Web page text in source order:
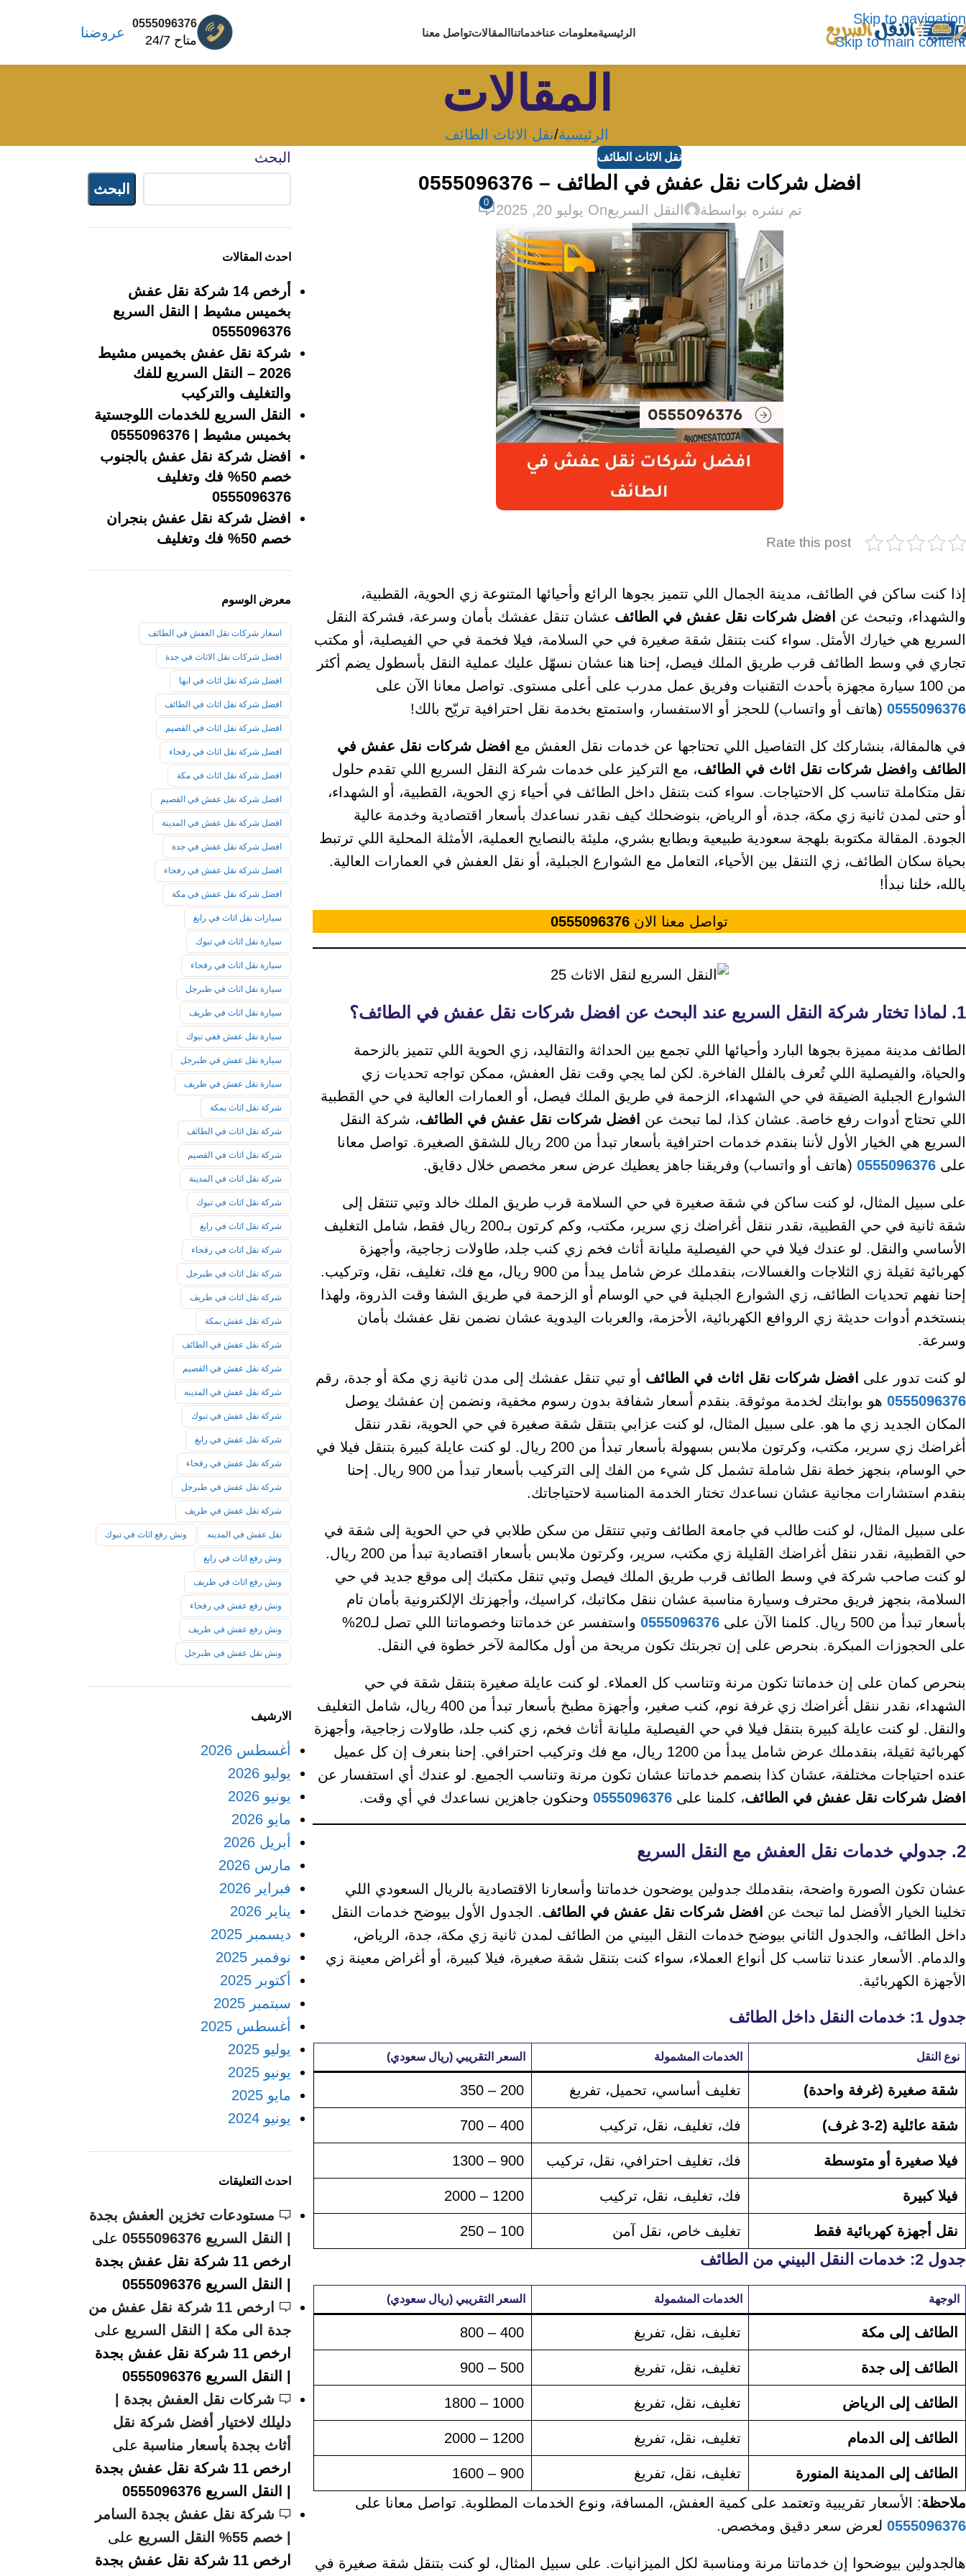
Skip to navigation
Skip to main content
الرئيسيةمعلومات عناخدماتنا المقالاتتواصل معنا
0555096376
متاح 24/7 عروضنا
المقالات
الرئيسية نقل الاثاث الطائف
نقل الاثاث الطائف
افضل شركات نقل عفش في الطائف – 0555096376
تم نشره بواسطة النقل السريعOn يوليو 20, 2025 0
Rate this post
إذا كنت ساكن في الطائف، مدينة الجمال اللي تتميز بجوها الرائع وأحيائها المتنوعة زي الحوية، القطبية،
والشهداء، وتبحث عن
افضل شركات نقل عفش في الطائف عشان تنقل عفشك بأمان وسرعة، فشركة النقل
السريع هي خيارك الأمثل. سواء كنت بتنقل شقة صغيرة في حي السلامة، فيلا فخمة في حي الفيصلية، أو مكتب
تجاري في وسط الطائف قرب طريق الملك فيصل، إحنا هنا عشان نسهّل عليك عملية النقل بأسطول يضم أكثر
من 100 سيارة مجهزة بأحدث التقنيات وفريق عمل مدرب على أعلى مستوى. تواصل معانا الآن على
0555096376 (هاتف أو واتساب) للحجز أو الاستفسار، واستمتع بخدمة نقل احترافية تريّح بالك!
في هالمقالة، بنشاركك كل التفاصيل اللي تحتاجها عن خدمات نقل العفش مع
افضل شركات نقل عفش في
الطائف و افضل شركات نقل اثاث في الطائف، مع التركيز على خدمات شركة النقل السريع اللي تقدم حلول
نقل متكاملة تناسب كل الاحتياجات. سواء كنت بتنقل داخل الطائف في أحياء زي الحوية، القطبية، أو الشهداء،
أو حتى لمدن ثانية زي مكة، جدة، أو الرياض، بنوضحلك كيف نقدر نساعدك بأسعار اقتصادية وخدمة عالية
الجودة. المقالة مكتوبة بلهجة سعودية طبيعية وبطابع بشري، مليئة بالنصايح العملية، الأمثلة المحلية اللي ترتبط
بحياة سكان الطائف، زي التنقل بين الأحياء، التعامل مع الشوارع الجبلية، أو نقل العفش في العمارات العالية.
يالله، خلنا نبدأ!
تواصل معنا الان 0555096376
1. لماذا تختار شركة النقل السريع عند البحث عن افضل شركات نقل عفش في الطائف؟
الطائف مدينة مميزة بجوها البارد وأحيائها اللي تجمع بين الحداثة والتقاليد، زي الحوية اللي تتميز بالزحمة
والحياة، والفيصلية اللي تُعرف بالفلل الفاخرة. لكن لما يجي وقت نقل العفش، ممكن تواجه تحديات زي
الشوارع الجبلية الضيقة في حي الشهداء، الزحمة في طريق الملك فيصل، أو العمارات العالية في حي القطبية
اللي تحتاج أدوات رفع خاصة. عشان كذا، لما تبحث عن
افضل شركات نقل عفش في الطائف، شركة النقل
السريع هي الخيار الأول لأننا بنقدم خدمات احترافية بأسعار تبدأ من 200 ريال للشقق الصغيرة. تواصل معانا
على 0555096376 (هاتف أو واتساب) وفريقنا جاهز يعطيك عرض سعر مخصص خلال دقايق.
على سبيل المثال، لو كنت ساكن في شقة صغيرة في حي السلامة قرب طريق الملك خالد وتبي تنتقل إلى
شقة ثانية في حي القطبية، نقدر ننقل أغراضك زي سرير، مكتب، وكم كرتون بـ200 ريال فقط، شامل التغليف
الأساسي والنقل. لو عندك فيلا في حي الفيصلية مليانة أثاث فخم زي كنب جلد، طاولات زجاجية، وأجهزة
كهربائية ثقيلة زي الثلاجات والغسالات، بنقدملك عرض شامل يبدأ من 900 ريال، مع فك، تغليف، نقل، وتركيب.
إحنا نفهم تحديات الطائف، زي الشوارع الجبلية في حي الوسام أو الزحمة في طريق الشفا وقت الذروة، ولهذا
بنستخدم أدوات حديثة زي الروافع الكهربائية، الأحزمة، والعربات اليدوية عشان نضمن نقل عفشك بأمان
وسرعة.
لو كنت تدور على افضل شركات نقل اثاث في الطائف أو تبي تنقل عفشك إلى مدن ثانية زي مكة أو جدة، رقم
0555096376 هو بوابتك لخدمة موثوقة. بنقدم أسعار شفافة بدون رسوم مخفية، ونضمن إن عفشك يوصل
المكان الجديد زي ما هو. على سبيل المثال، لو كنت عزابي بتنقل شقة صغيرة في حي الحوية، نقدر ننقل
أغراضك زي سرير، مكتب، وكرتون ملابس بسهولة بأسعار تبدأ من 200 ريال. لو كنت عايلة كبيرة بتنقل فيلا في
حي الوسام، بنجهز خطة نقل شاملة تشمل كل شيء من الفك إلى التركيب بأسعار تبدأ من 900 ريال. إحنا
بنقدم استشارات مجانية عشان نساعدك تختار الخدمة المناسبة لاحتياجاتك.
على سبيل المثال، لو كنت طالب في جامعة الطائف وتبي تنتقل من سكن طلابي في حي الحوية إلى شقة في
حي القطبية، نقدر ننقل أغراضك القليلة زي مكتب، سرير، وكرتون ملابس بأسعار اقتصادية تبدأ من 200 ريال.
لو كنت صاحب شركة في وسط الطائف قرب طريق الملك فيصل وتبي تنقل مكتبك إلى موقع جديد في حي
السلامة، بنجهز فريق محترف وسيارة مناسبة عشان ننقل مكاتبك، كراسيك، وأجهزتك الإلكترونية بأمان تام
بأسعار تبدأ من 500 ريال. كلمنا الآن على
0555096376
واستفسر عن خدماتنا وخصوماتنا اللي تصل لـ20%
على الحجوزات المبكرة. بنحرص على إن تجربتك تكون مريحة من أول مكالمة لآخر خطوة في النقل.
بنحرص كمان على إن خدماتنا تكون مرنة وتناسب كل العملاء. لو كنت عايلة صغيرة بتنقل شقة في حي
الشهداء، نقدر ننقل أغراضك زي غرفة نوم، كنب صغير، وأجهزة مطبخ بأسعار تبدأ من 400 ريال، شامل التغليف
والنقل. لو كنت عايلة كبيرة بتنقل فيلا في حي الفيصلية مليانة أثاث فخم، زي كنب جلد، طاولات زجاجية، وأجهزة
كهربائية ثقيلة، بنقدملك عرض شامل يبدأ من 1200 ريال، مع فك وتركيب احترافي. إحنا بنعرف إن كل عميل
عنده احتياجات مختلفة، عشان كذا بنصمم خدماتنا عشان تكون مرنة وتناسب الجميع. لو عندك أي استفسار عن
افضل شركات نقل عفش في الطائف، كلمنا على 0555096376 وحنكون جاهزين نساعدك في أي وقت.
2. جدولي خدمات نقل العفش مع النقل السريع
عشان تكون الصورة واضحة، بنقدملك جدولين يوضحون خدماتنا وأسعارنا الاقتصادية بالريال السعودي اللي
تخلينا الخيار الأفضل لما تبحث عن
افضل شركات نقل عفش في الطائف. الجدول الأول بيوضح خدمات النقل
داخل الطائف، والجدول الثاني بيوضح خدمات النقل البيني من الطائف لمدن ثانية زي مكة، جدة، الرياض،
والدمام. الأسعار عندنا تناسب كل أنواع العملاء، سواء كنت بتنقل شقة صغيرة، فيلا كبيرة، أو أغراض معينة زي
الأجهزة الكهربائية.
جدول 1: خدمات النقل داخل الطائف
نوع النقل الخدمات المشمولة السعر التقريبي (ريال سعودي)
شقة صغيرة (غرفة واحدة) تغليف أساسي، تحميل، تفريغ 200 – 350
شقة عائلية (2-3 غرف) فك، تغليف، نقل، تركيب 400 – 700
فيلا صغيرة أو متوسطة فك، تغليف احترافي، نقل، تركيب 900 – 1300
فيلا كبيرة فك، تغليف، نقل، تركيب 1200 – 2000
نقل أجهزة كهربائية فقط تغليف خاص، نقل آمن 100 – 250
جدول 2: خدمات النقل البيني من الطائف
الوجهة الخدمات المشمولة السعر التقريبي (ريال سعودي)
الطائف إلى مكة تغليف، نقل، تفريغ 400 – 800
الطائف إلى جدة تغليف، نقل، تفريغ 500 – 900
الطائف إلى الرياض تغليف، نقل، تفريغ 1000 – 1800
الطائف إلى الدمام تغليف، نقل، تفريغ 1200 – 2000
الطائف إلى المدينة المنورة تغليف، نقل، تفريغ
900 – 1600
ملاحظة: الأسعار تقريبية وتعتمد على كمية العفش، المسافة، ونوع الخدمات المطلوبة. تواصل معانا على
0555096376 لعرض سعر دقيق ومخصص.
هالجدولين بيوضحوا إن خدماتنا مرنة ومناسبة لكل الميزانيات. على سبيل المثال، لو كنت بتنقل شقة صغيرة في
البحث
البحث
احدث المقالات
أرخص 14 شركة نقل عفش
بخميس مشيط | النقل السريع
0555096376
شركة نقل عفش بخميس مشيط
2026 – النقل السريع للفك
والتغليف والتركيب
النقل السريع للخدمات اللوجستية
بخميس مشيط | 0555096376
افضل شركة نقل عفش بالجنوب
خصم 50% فك وتغليف
0555096376
افضل شركة نقل عفش بنجران
خصم 50% فك وتغليف
معرض الوسوم
اسعار شركات نقل العفش في الطائف
افضل شركات نقل الاثاث في جدة
افضل شركة نقل اثاث في ابها
افضل شركة نقل اثاث في الطائف
افضل شركة نقل اثاث في القصيم
افضل شركة نقل اثاث في رفحاء
افضل شركة نقل اثاث في مكة
افضل شركة نقل عفش في القصيم
افضل شركة نقل عفش في المدينة
افضل شركة نقل عفش في جدة
افضل شركة نقل عفش في رفحاء
افضل شركة نقل عفش في مكة
سيارات نقل اثاث في رابغ
سيارة نقل اثاث في تبوك
سيارة نقل اثاث في رفحاء
سيارة نقل اثاث في طبرجل
سيارة نقل اثاث في طريف
سيارة نقل عفش ففي تبوك
سيارة نقل عفش في طبرجل
سيارة نقل عفش في طريف
شركة نقل اثاث بمكة
شركة نقل اثاث في الطائف
شركة نقل اثاث في القصيم
شركة نقل اثاث في المدينة
شركة نقل اثاث في تبوك
شركة نقل اثاث في رابغ
شركة نقل اثاث في رفحاء
شركة نقل اثاث في طبرجل
شركة نقل اثاث في طريف
شركة نقل عفش بمكة
شركة نقل عفش في الطائف
شركة نقل عفش في القصيم
شركة نقل عفش في المدينه
شركة نقل عفش في تبوك
شركة نقل عفش في رابغ
شركة نقل عفش في رفحاء
شركة نقل عفش في طبرجل
شركة نقل عفش في طريف
نقل عفش في المدينه ونش رفع اثاث في تبوك
ونش رفع اثاث في رابغ
ونش رفع اثاث في طريف
ونش رفع عفش في رفحاء
ونش رفع عفش في طريف
ونش نقل عفش في طبرجل
الارشيف
أغسطس 2026
يوليو 2026
يونيو 2026
مايو 2026
أبريل 2026
مارس 2026
فبراير 2026
يناير 2026
ديسمبر 2025
نوفمبر 2025
أكتوبر 2025
سبتمبر 2025
أغسطس 2025
يوليو 2025
يونيو 2025
مايو 2025
يونيو 2024
احدث التعليقات
مستودعات تخزين العفش بجدة
| النقل السريع 0555096376
على
ارخص 11 شركة نقل عفش بجدة
| النقل السريع 0555096376
ارخص 11 شركة نقل عفش من
جدة الى مكة | النقل السريع على
ارخص 11 شركة نقل عفش بجدة
| النقل السريع 0555096376
شركات نقل العفش بجدة |
دليلك لاختيار أفضل شركة نقل
أثاث بجدة بأسعار مناسبة على
ارخص 11 شركة نقل عفش بجدة
| النقل السريع 0555096376
شركة نقل عفش بجدة السامر
| خصم 55% النقل السريع
على
ارخص 11 شركة نقل عفش بجدة